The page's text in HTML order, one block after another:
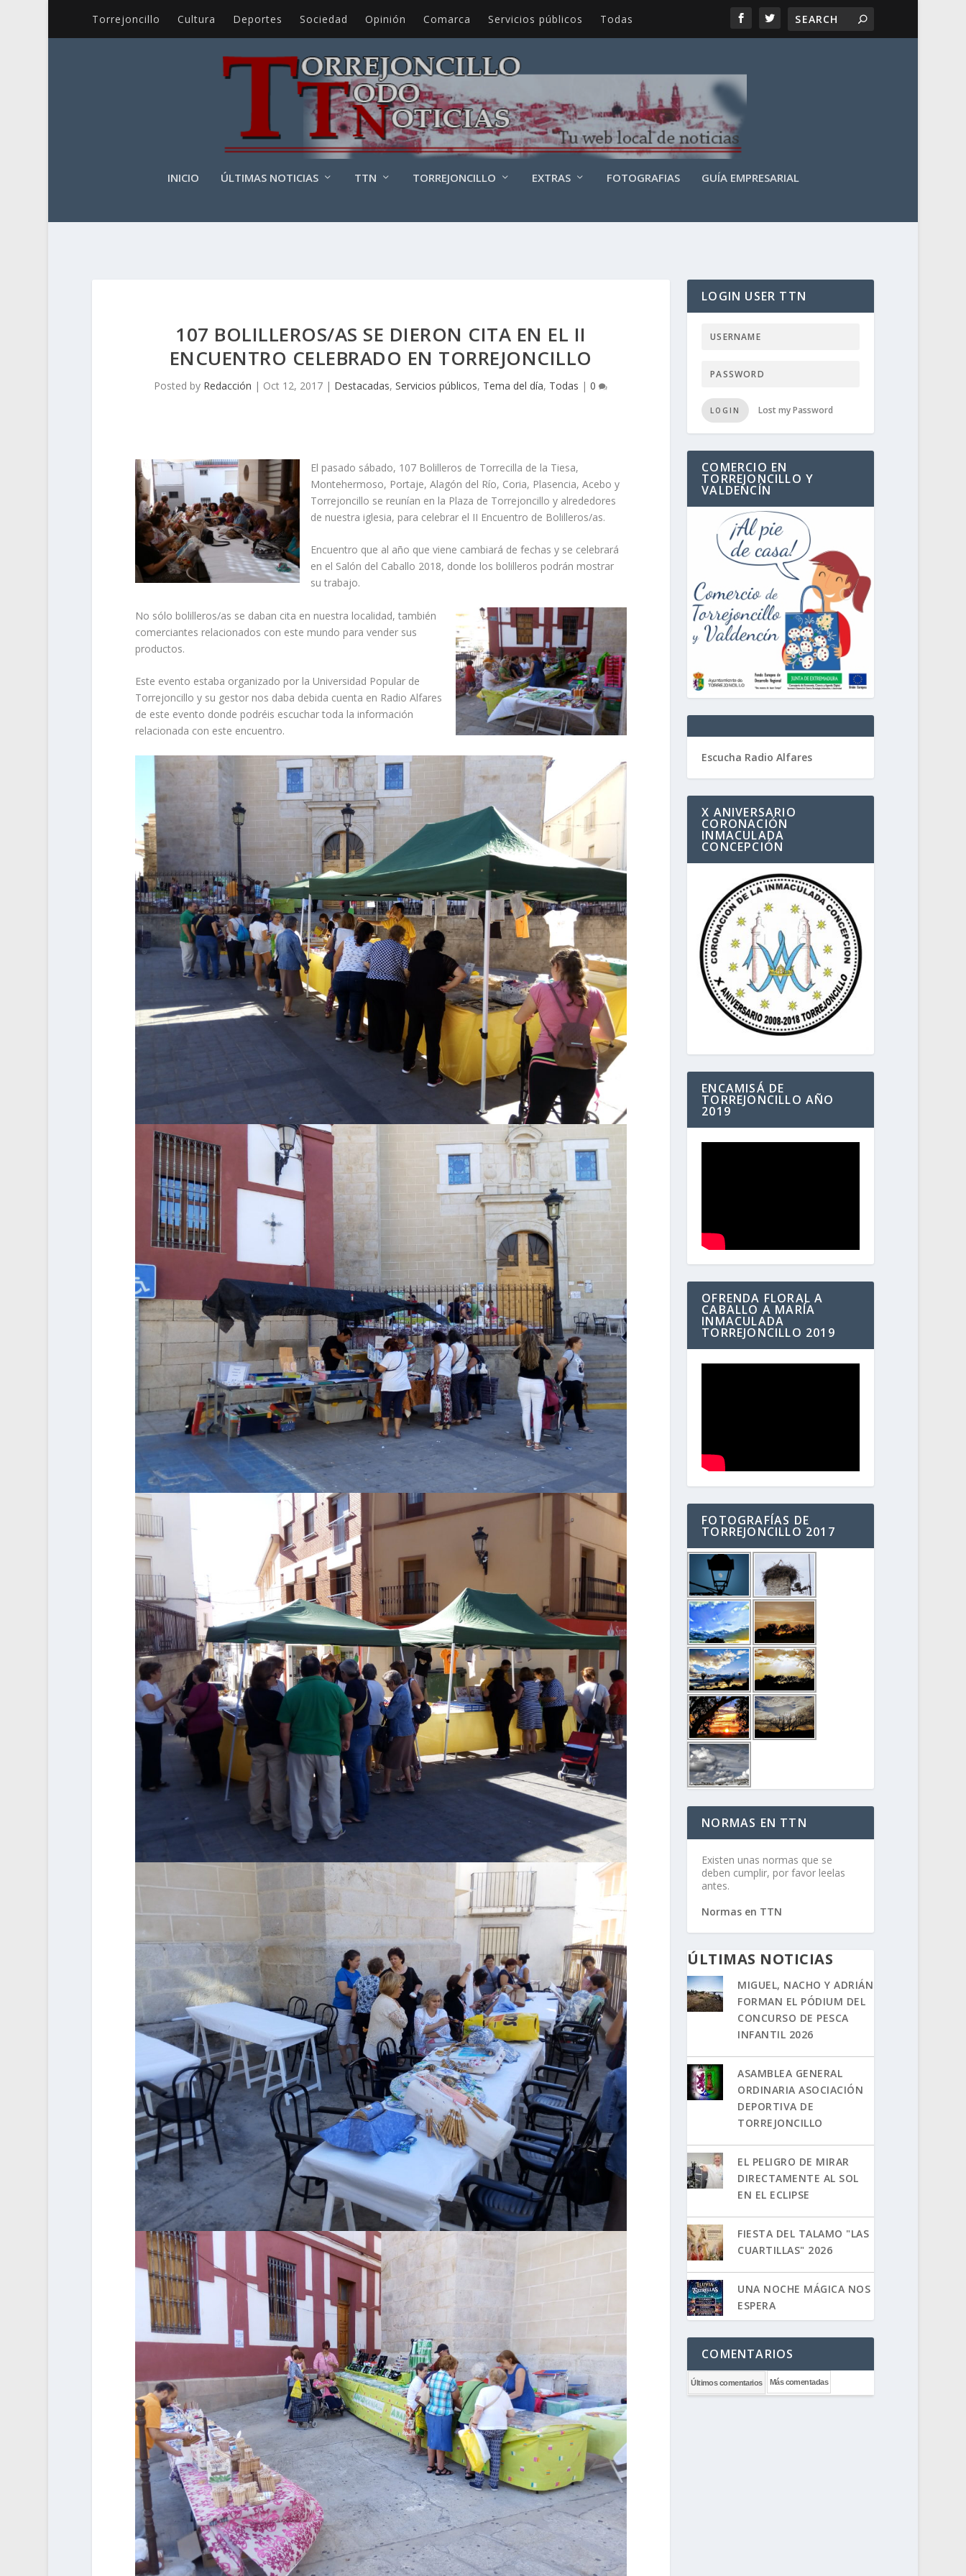
Torrejoncillo Cultura Deportes Sociedad Opinión Comarca Servicios públicos Todas
INICIO ÚLTIMAS NOTICIAS TTN TORREJONCILLO EXTRAS FOTOGRAFIAS GUÍA EMPRESARIAL
107 BOLILLEROS/AS SE DIERON CITA EN EL II
ENCUENTRO CELEBRADO EN TORREJONCILLO
Posted by Redacción | Oct 12, 2017 | Destacadas,Servicios públicos, Tema del día, Todas |0
El pasado sábado, 107 Bolilleros de Torrecilla de la Tiesa,
Montehermoso, Portaje, Alagón del Río, Coria, Plasencia, Acebo y
Torrejoncillo se reunían en la Plaza de Torrejoncillo y alrededores
de nuestra iglesia, para celebrar el II Encuentro de Bolilleros/as.
Encuentro que al año que viene cambiará de fechas y se celebrará
en el Salón del Caballo 2018, donde los bolilleros podrán mostrar
su trabajo.
No sólo bolilleros/as se daban cita en nuestra localidad, también
comerciantes relacionados con este mundo para vender sus
productos.
Este evento estaba organizado por la Universidad Popular de
Torrejoncillo y su gestor nos daba debida cuenta en Radio Alfares
de este evento donde podréis escuchar toda la información
relacionada con este encuentro.
LOGIN USER TTN
LOGIN Lost my Password
COMERCIO EN
TORREJONCILLO Y
VALDENCÍN
Escucha Radio Alfares
X ANIVERSARIO
CORONACIÓN
INMACULADA
CONCEPCIÓN
ENCAMISÁ DE
TORREJONCILLO AÑO
2019
OFRENDA FLORAL A
CABALLO A MARÍA
INMACULADA
TORREJONCILLO 2019
FOTOGRAFÍAS DE
TORREJONCILLO 2017
NORMAS EN TTN
Existen unas normas que se
deben cumplir, por favor leelas
antes.
Normas en TTN
ÚLTIMAS NOTICIAS
MIGUEL, NACHO Y ADRIÁN
FORMAN EL PÓDIUM DEL
CONCURSO DE PESCA
INFANTIL 2026
ASAMBLEA GENERAL
ORDINARIA ASOCIACIÓN
DEPORTIVA DE
TORREJONCILLO
EL PELIGRO DE MIRAR
DIRECTAMENTE AL SOL
EN EL ECLIPSE
FIESTA DEL TALAMO "LAS
CUARTILLAS" 2026
UNA NOCHE MÁGICA NOS
ESPERA
COMENTARIOS
Últimos comentarios Más comentadas